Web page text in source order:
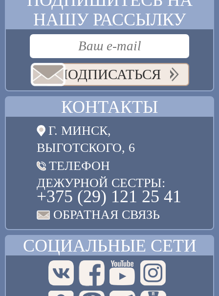
НАШУ РАССЫЛКУ
ПОДПИСАТЬСЯ
КОНТАКТЫ
Г. МИНСК,
ВЫГОТСКОГО, 6
ТЕЛЕФОН
ДЕЖУРНОЙ СЕСТРЫ:
+375 (29) 121 25 41
ОБРАТНАЯ СВЯЗЬ
СОЦИАЛЬНЫЕ СЕТИ